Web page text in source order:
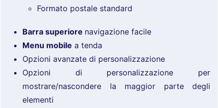
Formato postale standard
Barra superiore navigazione facile
Menu mobile a tenda
Opzioni avanzate di personalizzazione
Opzioni di personalizzazione per
mostrare/nascondere la maggior parte degli
elementi